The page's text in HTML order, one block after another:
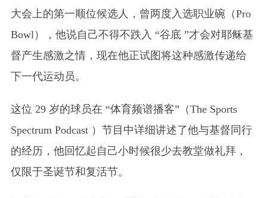
大会上的第一顺位候选人，曾两度入选职业碗（Pro
Bowl），他说自己不得不跌入 “谷底 ”才会对耶稣基
督产生感激之情，现在他正试图将这种感激传递给
下一代运动员。
这位 29 岁的球员在 “体育频谱播客”（The Sports
Spectrum Podcast ）节目中详细讲述了他与基督同行
的经历，他回忆起自己小时候很少去教堂做礼拜，
仅限于圣诞节和复活节。